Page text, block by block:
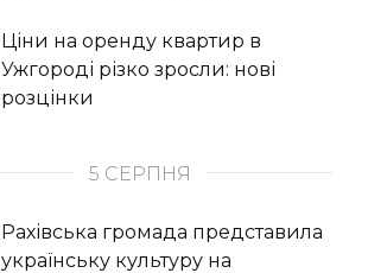
Ціни на оренду квартир в
Ужгороді різко зросли: нові
розцінки
5 СЕРПНЯ
Рахівська громада представила
українську культуру на